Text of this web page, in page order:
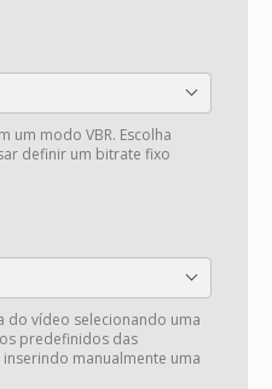
um modo VBR. Escolha
definir um bitrate fixo
do vídeo selecionando uma
predefinidos das
manualmente uma